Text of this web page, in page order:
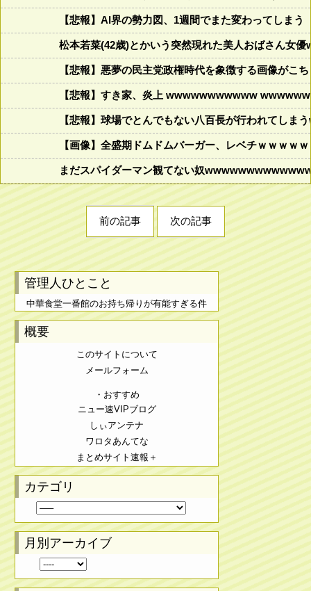
【悲報】AI界の勢力図、1週間でまた変わってしまう
松本若菜(42歳)とかいう突然現れた美人おばさん女優
【悲報】悪夢の民主党政権時代を象徴する画像がこ
【悲報】すき家、炎上 wwwwwwwwwww
【悲報】球場でとんでもない八百長が行われてし
【画像】全盛期ドムドムバーガー、レベチｗｗｗｗ
まだスパイダーマン観てない奴
前の記事 次の記事
管理人ひとこと
中華食堂一番館のお持ち帰りが有能すぎる件
概要
このサイトについて
メールフォーム
・おすすめ
ニュー速VIPブログ
しぃアンテナ
ワロタあんてな
まとめサイト速報＋
カテゴリ
月別アーカイブ